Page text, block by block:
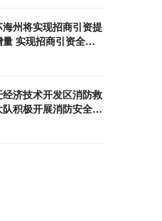
海州将实现招商引资提
量 实现招商引资全面
经济技术开发区消防救
队积极开展消防安全宣